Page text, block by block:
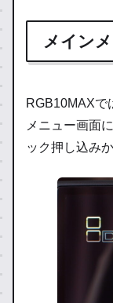
メイン
RGB10MAXで
メニュー画面
ック押し込みか